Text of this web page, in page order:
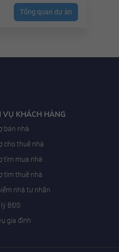
Tổng quan dự án
VỤ KHÁCH HÀNG
bán nhà
cho thuê nhà
tìm mua nhà
tìm thuê nhà
nhà tư nhân
BĐS
gia đình